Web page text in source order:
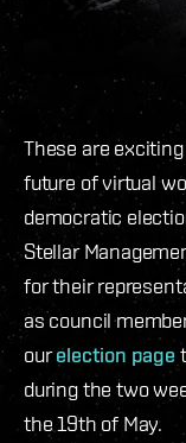
These are
future of virtual
democratic
Stellar
for their
as council
ourelection page
during the two
the 19th of May.